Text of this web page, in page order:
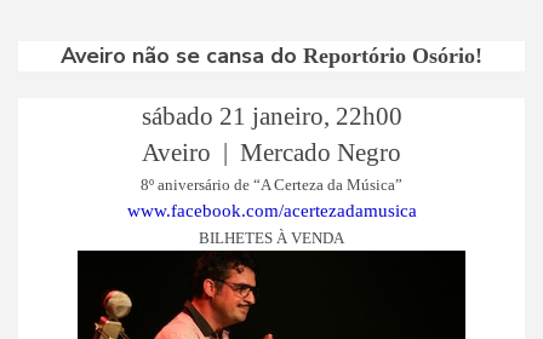
Aveiro não se cansa do Reportório Osório!
sábado 21 janeiro, 22h00
Aveiro | Mercado Negro
8º aniversário de “A Certeza da Música”
www.facebook.com/acertezadamusica
BILHETES À VENDA